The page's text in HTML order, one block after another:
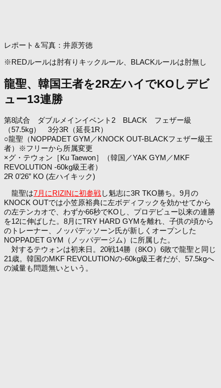
レポート＆写真：井原芳徳
※REDルールは肘有りキックルール、BLACKルールは肘無し
龍聖、韓国王者を2R左ハイでKOしデビ
ュー13連勝
第8試合 ダブルメインイベント2 BLACK フェザー級
（57.5kg） 3分3R（延長1R）
○龍聖（NOPPADET GYM／KNOCK OUT-BLACKフェザー級王
者）※フリーから所属変更
×グ・テウォン［Ku Taewon］（韓国／YAK GYM／MKF
REVOLUTION -60kg級王者）
2R 0’26” KO (左ハイキック)
龍聖は7月にRIZINに初参戦し魁志に3R TKO勝ち。9月の
KNOCK OUTでは小笠原裕典に左ボディフックを効かせてから
の左テンカオで、わずか66秒でKOし、プロデビュー以来の連勝
を12に伸ばした。8月にTRY HARD GYMを離れ、子供の頃から
のトレーナー、ノッパデッソーン氏が新しくオープンした
NOPPADET GYM（ノッパデージム）に所属した。
対するテウォンは初来日。20戦14勝（8KO）6敗で龍聖と同じ
21歳。韓国のMKF REVOLUTIONの-60kg級王者だが、57.5kgへ
の減量も問題無いという。